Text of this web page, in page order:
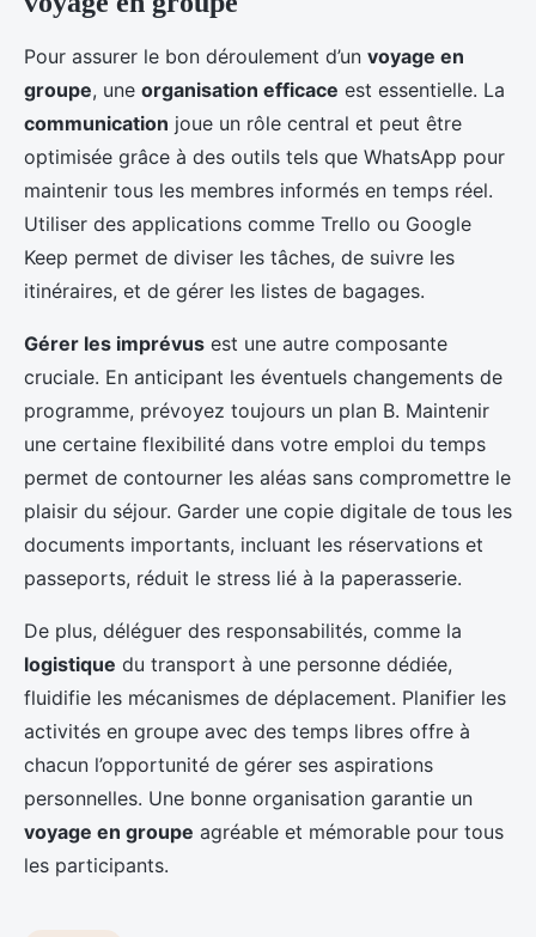
Pour assurer le bon déroulement d’un voyage en
groupe, une organisation efficace est essentielle. La
communication joue un rôle central et peut être
optimisée grâce à des outils tels que WhatsApp pour
maintenir tous les membres informés en temps réel.
Utiliser des applications comme Trello ou Google
Keep permet de diviser les tâches, de suivre les
itinéraires, et de gérer les listes de bagages.
Gérer les imprévus est une autre composante
cruciale. En anticipant les éventuels changements de
programme, prévoyez toujours un plan B. Maintenir
une certaine flexibilité dans votre emploi du temps
permet de contourner les aléas sans compromettre le
plaisir du séjour. Garder une copie digitale de tous les
documents importants, incluant les réservations et
passeports, réduit le stress lié à la paperasserie.
De plus, déléguer des responsabilités, comme la
logistique du transport à une personne dédiée,
fluidifie les mécanismes de déplacement. Planifier les
activités en groupe avec des temps libres offre à
chacun l’opportunité de gérer ses aspirations
personnelles. Une bonne organisation garantie un
voyage en groupe agréable et mémorable pour tous
les participants.